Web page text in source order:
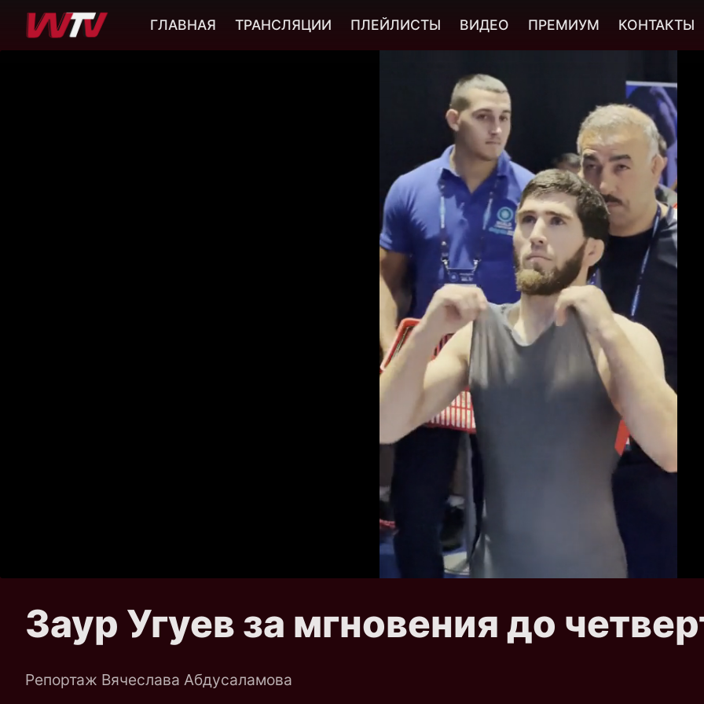
Заур Угуев за мгновения до
Репортаж Вячеслава Абдусаламова
ГЛАВНАЯ ТРАНСЛЯЦИИ ПЛЕЙЛИСТЫ ВИДЕО ПРЕМИУМ КОНТАКТЫ